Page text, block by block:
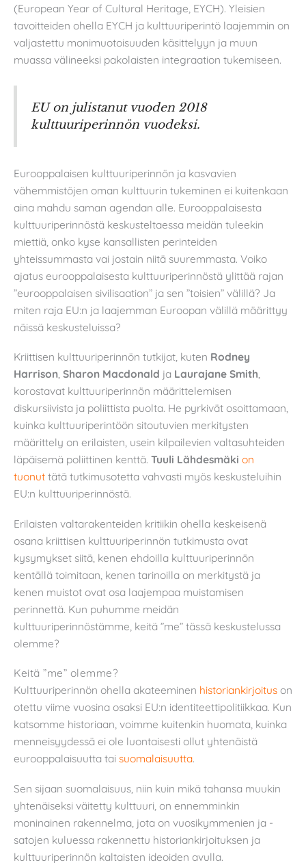
(European Year of Cultural Heritage, EYCH). Yleisien
tavoitteiden ohella EYCH ja kulttuuriperintö laajemmin on
valjastettu monimuotoisuuden käsittelyyn ja muun
muassa välineeksi pakolaisten integraation tukemiseen.
EU on julistanut vuoden 2018
kulttuuriperinnön vuodeksi.
Eurooppalaisen kulttuuriperinnön ja kasvavien
vähemmistöjen oman kulttuurin tukeminen ei kuitenkaan
aina mahdu saman agendan alle. Eurooppalaisesta
kulttuuriperinnöstä keskusteltaessa meidän tuleekin
miettiä, onko kyse kansallisten perinteiden
yhteissummasta vai jostain niitä suuremmasta. Voiko
ajatus eurooppalaisesta kulttuuriperinnöstä ylittää rajan
”eurooppalaisen sivilisaation” ja sen ”toisien” välillä? Ja
miten raja EU:n ja laajemman Euroopan välillä määrittyy
näissä keskusteluissa?
Kriittisen kulttuuriperinnön tutkijat, kuten Rodney
Harrison, Sharon Macdonald ja Laurajane Smith,
korostavat kulttuuriperinnön määrittelemisen
diskursiivista ja poliittista puolta. He pyrkivät osoittamaan,
kuinka kulttuuriperintöön sitoutuvien merkitysten
määrittely on erilaisten, usein kilpailevien valtasuhteiden
läpäisemä poliittinen kenttä. Tuuli Lähdesmäki on
tuonut tätä tutkimusotetta vahvasti myös keskusteluihin
EU:n kulttuuriperinnöstä.
Erilaisten valtarakenteiden kritiikin ohella keskeisenä
osana kriittisen kulttuuriperinnön tutkimusta ovat
kysymykset siitä, kenen ehdoilla kulttuuriperinnön
kentällä toimitaan, kenen tarinoilla on merkitystä ja
kenen muistot ovat osa laajempaa muistamisen
perinnettä. Kun puhumme meidän
kulttuuriperinnöstämme, keitä ”me” tässä keskustelussa
olemme?
Keitä ”me” olemme?
Kulttuuriperinnön ohella akateeminen historiankirjoitus on
otettu viime vuosina osaksi EU:n identiteettipolitiikkaa. Kun
katsomme historiaan, voimme kuitenkin huomata, kuinka
menneisyydessä ei ole luontaisesti ollut yhtenäistä
eurooppalaisuutta tai suomalaisuutta.
Sen sijaan suomalaisuus, niin kuin mikä tahansa muukin
yhtenäiseksi väitetty kulttuuri, on ennemminkin
moninainen rakennelma, jota on vuosikymmenien ja -
satojen kuluessa rakennettu historiankirjoituksen ja
kulttuuriperinnön kaltaisten ideoiden avulla.